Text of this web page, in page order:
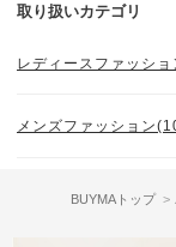
取り扱いカテゴリ
レディースファッシ
メンズファッション
BUYMAトップ